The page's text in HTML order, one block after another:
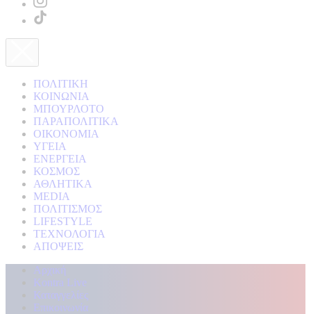
ΠΟΛΙΤΙΚΗ
ΚΟΙΝΩΝΙΑ
ΜΠΟΥΡΛΟΤΟ
ΠΑΡΑΠΟΛΙΤΙΚΑ
ΟΙΚΟΝΟΜΙΑ
ΥΓΕΙΑ
ΕΝΕΡΓΕΙΑ
ΚΟΣΜΟΣ
ΑΘΛΗΤΙΚΑ
MEDIA
ΠΟΛΙΤΙΣΜΟΣ
LIFESTYLE
ΤΕΧΝΟΛΟΓΙΑ
ΑΠΟΨΕΙΣ
Αρχική
Kontra Live
Καταγγελίες
Επικοινωνία